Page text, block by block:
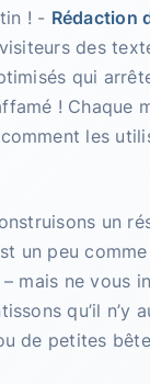
! - Rédaction
des
qui
! Chaque
les
un
un peu
mais ne vous
qu’il n’y
de petites